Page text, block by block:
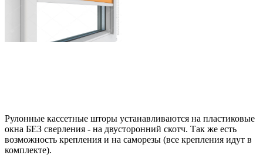
Рулонные кассетные шторы устанавливаются на пластиковые
окна БЕЗ сверления - на двусторонний скотч. Так же есть
возможность крепления и на саморезы (все крепления идут в
комплекте).